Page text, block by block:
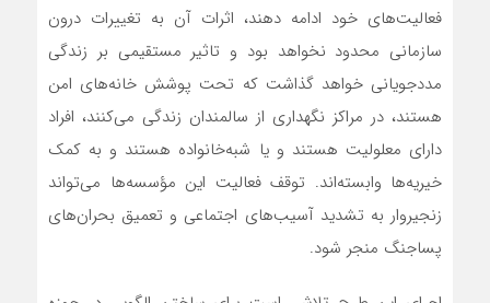
فعالیت‌های خود ادامه دهند، اثرات آن به تغییرات درون
سازمانی محدود نخواهد بود و تاثیر مستقیمی بر زندگی
مددجویانی خواهد گذاشت که تحت پوشش خانه‌های امن
هستند، در مراکز نگهداری از سالمندان زندگی می‌کنند، افراد
دارای معلولیت هستند و یا شبه‌خانواده‌ هستند و به کمک‌
خیریه‌ها وابسته‌اند. توقف فعالیت این مؤسسه‌ها می‌تواند
زنجیروار به تشدید آسیب‌های اجتماعی و تعمیق بحران‌های
پساجنگ منجر شود.